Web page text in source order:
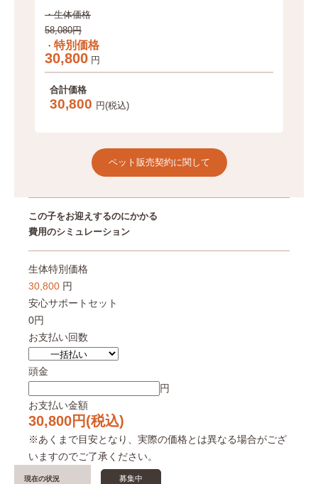
・生体価格
58,080円
・ 特別価格
30,800 円
合計価格
30,800 円(税込)
ペット販売契約に関して
この子をお迎えするのにかかる
費用のシミュレーション
生体特別価格
30,800 円
安心サポートセット
0円
お支払い回数
頭金
円
お支払い金額
30,800円(税込)
※あくまで目安となり、実際の価格とは異なる場合がござ
いますのでご了承ください。
現在の状況 募集中